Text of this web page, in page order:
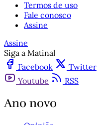
Termos de uso
Fale conosco
Assine
Assine
Siga a Matinal
Facebook
Twitter
Youtube
RSS
Ano novo